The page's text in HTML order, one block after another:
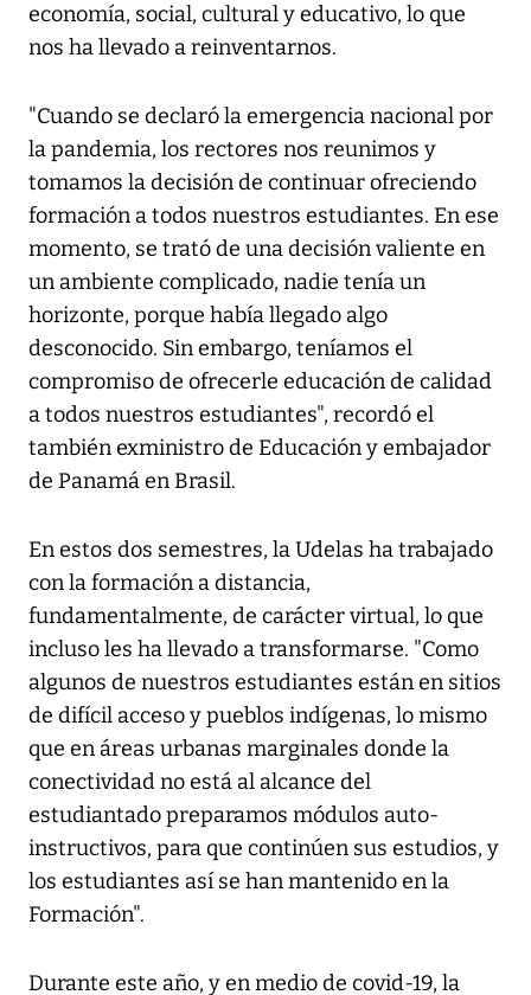
economía, social, cultural y educativo, lo que
nos ha llevado a reinventarnos.
"Cuando se declaró la emergencia nacional por
la pandemia, los rectores nos reunimos y
tomamos la decisión de continuar ofreciendo
formación a todos nuestros estudiantes. En ese
momento, se trató de una decisión valiente en
un ambiente complicado, nadie tenía un
horizonte, porque había llegado algo
desconocido. Sin embargo, teníamos el
compromiso de ofrecerle educación de calidad
a todos nuestros estudiantes", recordó el
también exministro de Educación y embajador
de Panamá en Brasil.
En estos dos semestres, la Udelas ha trabajado
con la formación a distancia,
fundamentalmente, de carácter virtual, lo que
incluso les ha llevado a transformarse. "Como
algunos de nuestros estudiantes están en sitios
de difícil acceso y pueblos indígenas, lo mismo
que en áreas urbanas marginales donde la
conectividad no está al alcance del
estudiantado preparamos módulos auto-
instructivos, para que continúen sus estudios, y
los estudiantes así se han mantenido en la
Formación".
Durante este año, y en medio de covid-19, la